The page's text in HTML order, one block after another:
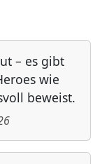
– es gibt
wie
beweist.